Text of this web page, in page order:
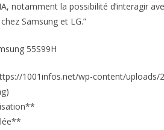
notamment la possibilité d’interagir
Samsung et LG.”
55S99H
1001infos.net/wp-content/